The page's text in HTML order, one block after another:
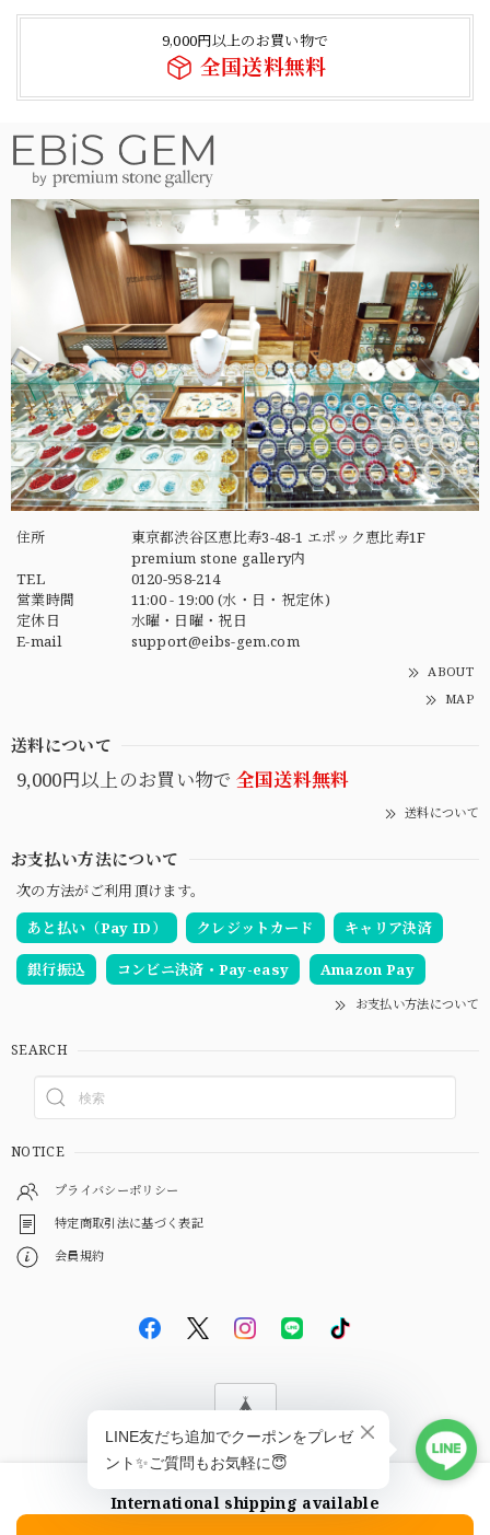
9,000円以上のお買い物で
全国送料無料
住所
東京都渋谷区恵比寿3-48-1 エポック恵比寿1F
premium stone gallery内
TEL
0120-958-214
営業時間
11:00 - 19:00 (水・日・祝定休)
定休日
水曜・日曜・祝日
E-mail
support@eibs-gem.com
ABOUT
MAP
送料について
9,000円以上のお買い物で 全国送料無料
送料について
お支払い方法について
次の方法がご利用頂けます。
あと払い（Pay ID）
クレジットカード キャリア決済
銀行振込 コンビニ決済・Pay-easy Amazon Pay
お支払い方法について
SEARCH
NOTICE
プライバシーポリシー
特定商取引法に基づく表記
会員規約
© EBiS GEM
International shipping available
ショップに質問する